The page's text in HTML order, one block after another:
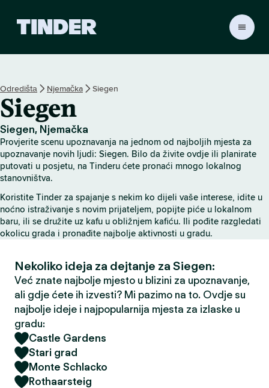
r
e
Odredištа Njemačka Siegen
Siegen
Siegen, Njemačka
Provjerite scenu upoznavanja na jednom od najboljih mjesta za
upoznavanje novih ljudi: Siegen. Bilo da živite ovdje ili planirate
putovati u posjetu, na Tinderu ćete pronaći mnogo lokalnog
stanovništva.
Koristite Tinder za spajanje s nekim ko dijeli vaše interese, idite u
noćno istraživanje s novim prijateljem, popijte piće u lokalnom
baru, ili se družite uz kafu u obližnjem kafiću. Ili pođite razgledati
okolicu grada i pronađite najbolje aktivnosti u gradu.
Nekoliko ideja za dejtanje za Siegen:
Već znate najbolje mjesto u blizini za upoznavanje,
ali gdje ćete ih izvesti? Mi pazimo na to. Ovdje su
najbolje ideje i najpopularnija mjesta za izlaske u
gradu:
Castle Gardens
Stari grad
Monte Schlacko
Rothaarsteig